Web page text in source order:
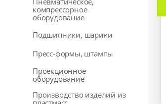
компрессорное
оборудование
Подшипники, шарики
Пресс-формы, штампы
Проекционное
оборудование
Производство изделий из